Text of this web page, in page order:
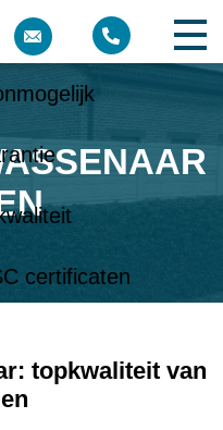
ervaring
certificaten
topkwaliteit van